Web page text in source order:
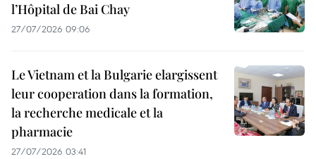
l’Hôpital de Bai Chay
27/07/2026 09:06
Le Vietnam et la Bulgarie elargissent
leur cooperation dans la formation,
la recherche medicale et la
pharmacie
27/07/2026 03:41